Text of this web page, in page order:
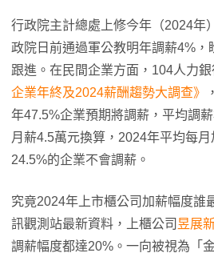
行政院主計總處上修今年（2024年
政院日前通過軍公教明年調薪4%，
跟進。在民間企業方面，104人力
企業年終及2024薪酬趨勢大調查》
年47.5%企業預期將調薪，平均調
月薪4.5萬元換算，2024年平均每
24.5%的企業不會調薪。
究竟2024年上市櫃公司加薪幅度誰
訊觀測站最新資料，上櫃公司 昱展
調薪幅度都達20%。一向被視為「